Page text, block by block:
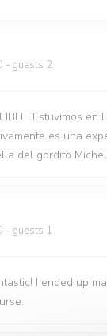
- guests 2
Estuvimos
es una
del gordito
- guests 1
I ended up